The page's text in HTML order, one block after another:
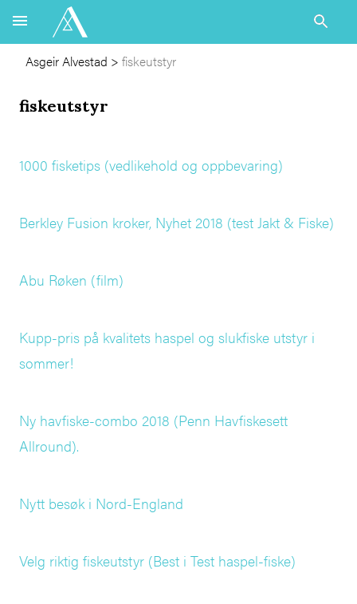
Asgeir Alvestad > fiskeutstyr
fiskeutstyr
1000 fisketips (vedlikehold og oppbevaring)
Berkley Fusion kroker, Nyhet 2018 (test Jakt & Fiske)
Abu Røken (film)
Kupp-pris på kvalitets haspel og slukfiske utstyr i
sommer!
Ny havfiske-combo 2018 (Penn Havfiskesett
Allround).
Nytt besøk i Nord-England
Velg riktig fiskeutstyr (Best i Test haspel-fiske)